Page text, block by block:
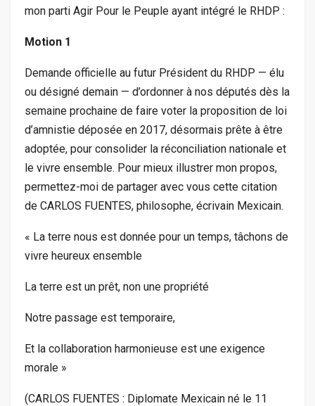
mon parti Agir Pour le Peuple ayant intégré le RHDP :
Motion 1
Demande officielle au futur Président du RHDP — élu
ou désigné demain — d’ordonner à nos députés dès la
semaine prochaine de faire voter la proposition de loi
d’amnistie déposée en 2017, désormais prête à être
adoptée, pour consolider la réconciliation nationale et
le vivre ensemble. Pour mieux illustrer mon propos,
permettez-moi de partager avec vous cette citation
de CARLOS FUENTES, philosophe, écrivain Mexicain.
« La terre nous est donnée pour un temps, tâchons de
vivre heureux ensemble
La terre est un prêt, non une propriété
Notre passage est temporaire,
Et la collaboration harmonieuse est une exigence
morale »
(CARLOS FUENTES : Diplomate Mexicain né le 11